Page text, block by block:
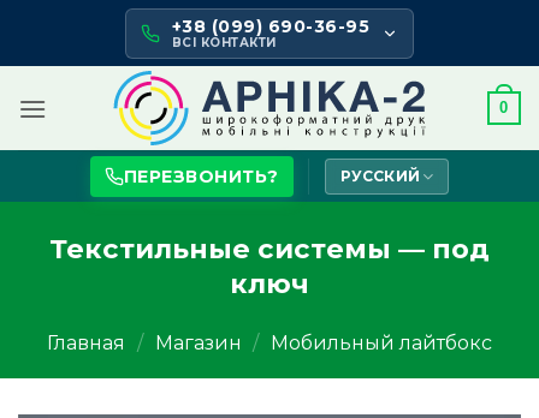
content
+38 (099) 690-36-95
ВСІ КОНТАКТИ
0
ПЕРЕЗВОНИТЬ? РУССКИЙ
Текстильные системы — под
ключ
Главная / Магазин / Мобильный лайтбокс